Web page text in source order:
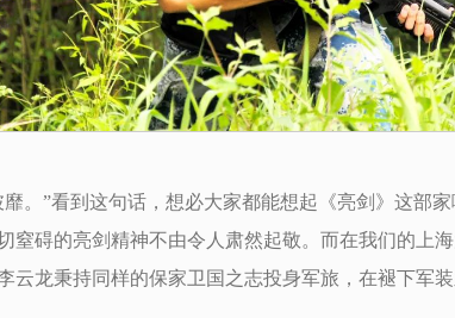
。”看到这句话，想必大家都能想起《亮剑》这部
窒碍的亮剑精神不由令人肃然起敬。而在我们的上
云龙秉持同样的保家卫国之志投身军旅，在褪下军